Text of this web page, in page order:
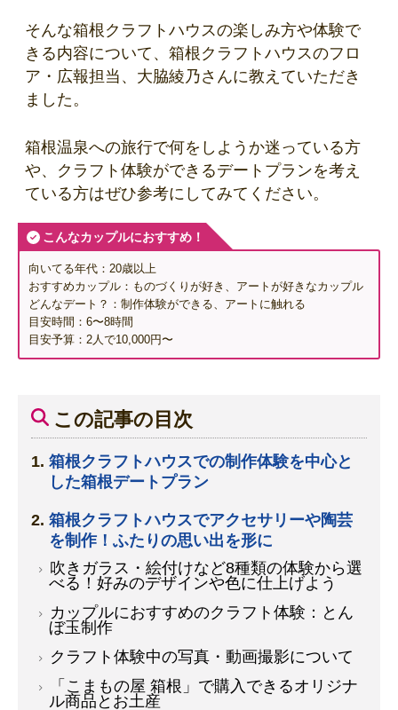
そんな箱根クラフトハウスの楽しみ方や体験で
きる内容について、箱根クラフトハウスのフロ
ア・広報担当、大脇綾乃さんに教えていただき
ました。
箱根温泉への旅行で何をしようか迷っている方
や、クラフト体験ができるデートプランを考え
ている方はぜひ参考にしてみてください。
こんなカップルにおすすめ！
向いてる年代：20歳以上
おすすめカップル：ものづくりが好き、アートが好きなカップル
どんなデート？：制作体験ができる、アートに触れる
目安時間：6〜8時間
目安予算：2人で10,000円〜
この記事の目次
箱根クラフトハウスでの制作体験を中心と
した箱根デートプラン
箱根クラフトハウスでアクセサリーや陶芸
を制作！ふたりの思い出を形に
吹きガラス・絵付けなど8種類の体験から選
べる！好みのデザインや色に仕上げよう
カップルにおすすめのクラフト体験：とん
ぼ玉制作
クラフト体験中の写真・動画撮影について
「こまもの屋 箱根」で購入できるオリジナ
ル商品とお土産